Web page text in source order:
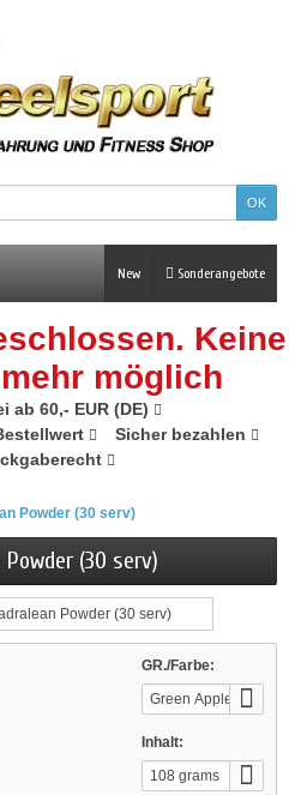
Sonderangebote
New
Keine
möglich
ab 60,- EUR (DE)
Sicher bezahlen
Powder (30 serv)
(30 serv)
GR./Farbe:
Green Apple
Inhalt:
108 grams